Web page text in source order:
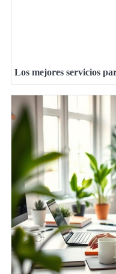
Los mejores servicios